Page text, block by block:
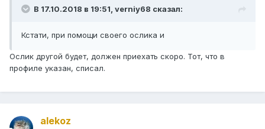
В 17.10.2018 в 19:51, verniy68 сказал:
Кстати, при помощи своего ослика и
Ослик другой будет, должен приехать скоро. Тот, что в
профиле указан, списал.
alekoz